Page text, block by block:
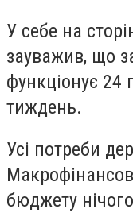
У себе на
зауважив, що
функціонує 24
тиждень.
Усі потреби
бюджету